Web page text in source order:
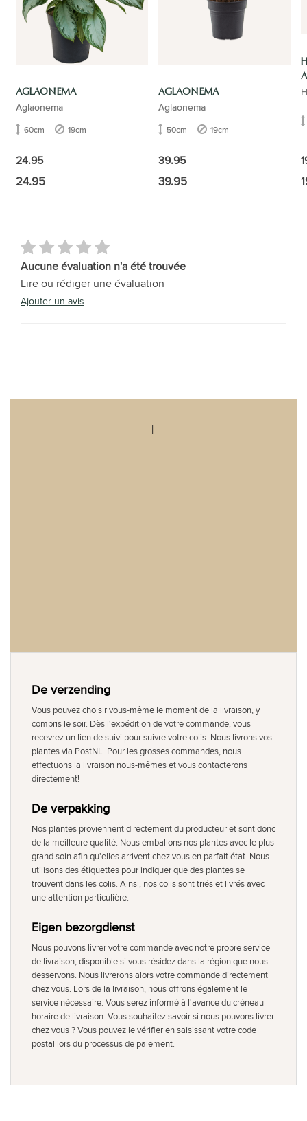
AGLAONEMA
Aglaonema
60cm 19cm
24.95
24.95
AGLAONEMA
Aglaonema
50cm 19cm
39.95
39.95
Aucune évaluation n'a été trouvée
Lire ou rédiger une évaluation
Ajouter un avis
De verzending
Vous pouvez choisir vous-même le moment de la livraison, y
compris le soir. Dès l'expédition de votre commande, vous
recevrez un lien de suivi pour suivre votre colis. Nous livrons vos
plantes via PostNL. Pour les grosses commandes, nous
effectuons la livraison nous-mêmes et vous contacterons
directement!
De verpakking
Nos plantes proviennent directement du producteur et sont donc
de la meilleure qualité. Nous emballons nos plantes avec le plus
grand soin afin qu'elles arrivent chez vous en parfait état. Nous
utilisons des étiquettes pour indiquer que des plantes se
trouvent dans les colis. Ainsi, nos colis sont triés et livrés avec
une attention particulière.
Eigen bezorgdienst
Nous pouvons livrer votre commande avec notre propre service
de livraison, disponible si vous résidez dans la région que nous
desservons. Nous livrerons alors votre commande directement
chez vous. Lors de la livraison, nous offrons également le
service nécessaire. Vous serez informé à l'avance du créneau
horaire de livraison. Vous souhaitez savoir si nous pouvons livrer
chez vous ? Vous pouvez le vérifier en saisissant votre code
postal lors du processus de paiement.